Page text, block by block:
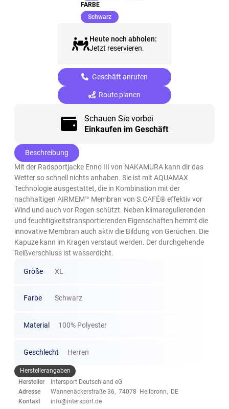
FARBE
Schwarz(ausgewählt)
Heute noch abholen:
Jetzt reservieren.
Geschäft anrufen
Route planen
Schauen Sie vorbei
Einkaufen im Geschäft
Beschreibung
Mit der Radsportjacke Enno III von NAKAMURA kann dir das
Wetter so schnell nichts anhaben. Sie ist mit AQUAMAX
Technologie ausgestattet, die in Kombination mit der
nachhaltigen AIRMEM™ Membran von S.CAFÉ® effektiv vor
Wind und auch vor Regen schützt. Neben klimaregulierenden
und feuchtigkeitstransportierenden Eigenschaften hemmt die
innovative Membran auch aktiv die Bildung von Gerüchen. Die
Kapuze kann im Kragen verstaut werden. Der durchgehende
Reißverschluss ist wasserdicht.
Größe XL
Farbe Schwarz
Material 100% Polyester
Geschlecht Herren
Herstellerangaben
Hersteller
Intersport Deutschland eG
Adresse
Wannenäckerstraße 36, 74078 Heilbronn, DE
Kontakt
info@intersport.de